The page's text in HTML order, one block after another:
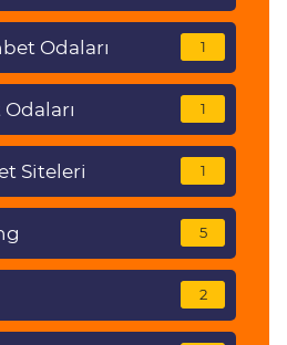
Odaları 1
1
Siteleri 1
5
2